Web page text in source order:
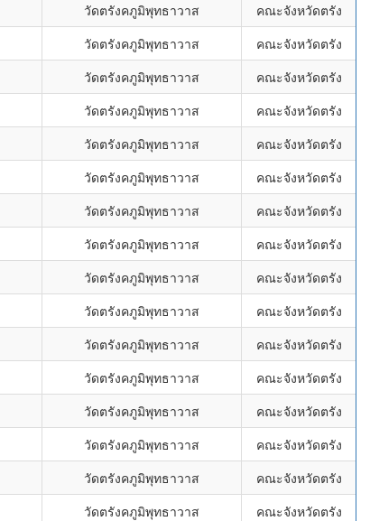
วัดตรังคภูมิพุทธาวาส
คณะจังหวัดตรัง
วัดตรังคภูมิพุทธาวาส
คณะจังหวัดตรัง
วัดตรังคภูมิพุทธาวาส
คณะจังหวัดตรัง
วัดตรังคภูมิพุทธาวาส
คณะจังหวัดตรัง
วัดตรังคภูมิพุทธาวาส
คณะจังหวัดตรัง
วัดตรังคภูมิพุทธาวาส
คณะจังหวัดตรัง
วัดตรังคภูมิพุทธาวาส
คณะจังหวัดตรัง
วัดตรังคภูมิพุทธาวาส
คณะจังหวัดตรัง
วัดตรังคภูมิพุทธาวาส
คณะจังหวัดตรัง
วัดตรังคภูมิพุทธาวาส
คณะจังหวัดตรัง
วัดตรังคภูมิพุทธาวาส
คณะจังหวัดตรัง
วัดตรังคภูมิพุทธาวาส
คณะจังหวัดตรัง
วัดตรังคภูมิพุทธาวาส
คณะจังหวัดตรัง
วัดตรังคภูมิพุทธาวาส
คณะจังหวัดตรัง
วัดตรังคภูมิพุทธาวาส
คณะจังหวัดตรัง
วัดตรังคภูมิพุทธาวาส
คณะจังหวัดตรัง